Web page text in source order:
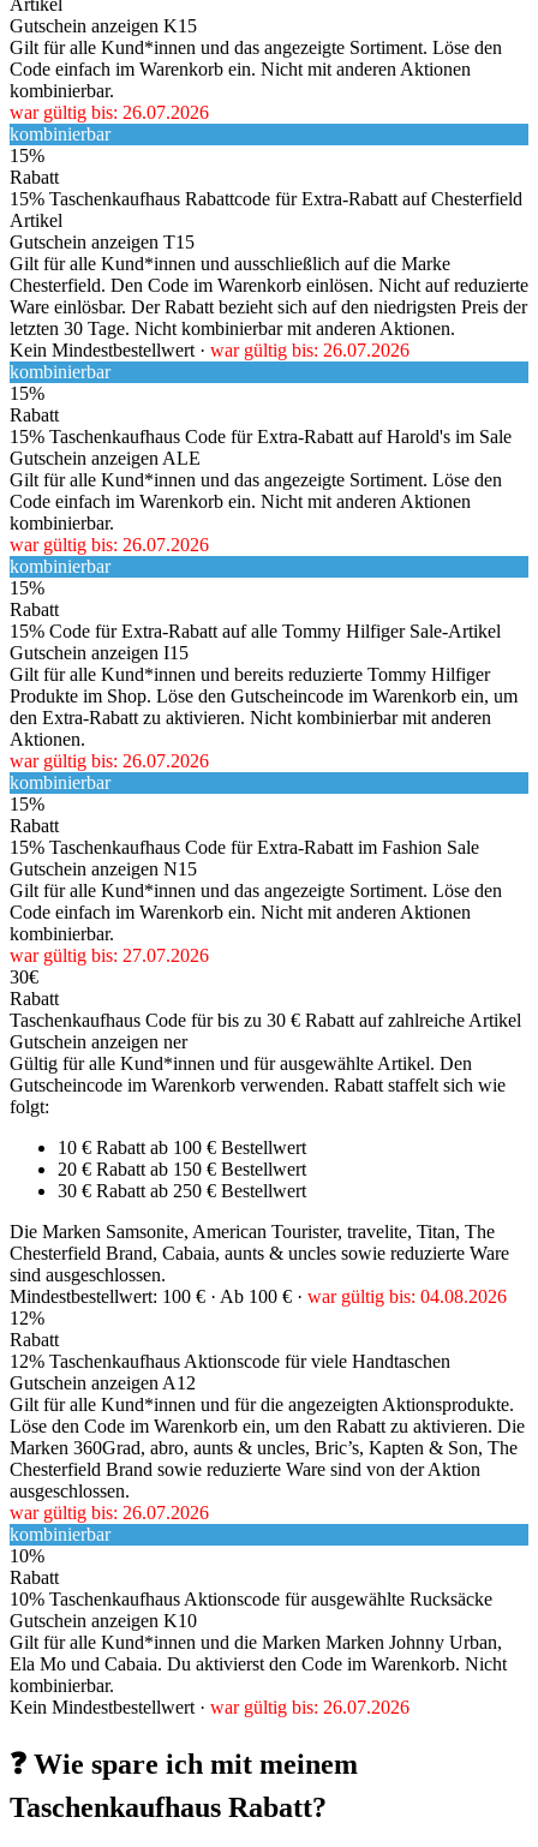
Artikel
Gutschein anzeigen K15
Gilt für alle Kund*innen und das angezeigte Sortiment. Löse den
Code einfach im Warenkorb ein. Nicht mit anderen Aktionen
kombinierbar.
war gültig bis: 26.07.2026
kombinierbar
15%
Rabatt
15% Taschenkaufhaus Rabattcode für Extra-Rabatt auf Chesterfield
Artikel
Gutschein anzeigen T15
Gilt für alle Kund*innen und ausschließlich auf die Marke
Chesterfield. Den Code im Warenkorb einlösen. Nicht auf reduzierte
Ware einlösbar. Der Rabatt bezieht sich auf den niedrigsten Preis der
letzten 30 Tage. Nicht kombinierbar mit anderen Aktionen.
Kein Mindestbestellwert · war gültig bis: 26.07.2026
kombinierbar
15%
Rabatt
15% Taschenkaufhaus Code für Extra-Rabatt auf Harold's im Sale
Gutschein anzeigenALE
Gilt für alle Kund*innen und das angezeigte Sortiment. Löse den
Code einfach im Warenkorb ein. Nicht mit anderen Aktionen
kombinierbar.
war gültig bis: 26.07.2026
kombinierbar
15%
Rabatt
15% Code für Extra-Rabatt auf alle Tommy Hilfiger Sale-Artikel
Gutschein anzeigen I15
Gilt für alle Kund*innen und bereits reduzierte Tommy Hilfiger
Produkte im Shop. Löse den Gutscheincode im Warenkorb ein, um
den Extra-Rabatt zu aktivieren. Nicht kombinierbar mit anderen
Aktionen.
war gültig bis: 26.07.2026
kombinierbar
15%
Rabatt
15% Taschenkaufhaus Code für Extra-Rabatt im Fashion Sale
Gutschein anzeigen N15
Gilt für alle Kund*innen und das angezeigte Sortiment. Löse den
Code einfach im Warenkorb ein. Nicht mit anderen Aktionen
kombinierbar.
war gültig bis: 27.07.2026
30€
Rabatt
Taschenkaufhaus Code für bis zu 30 € Rabatt auf zahlreiche Artikel
Gutschein anzeigen ner
Gültig für alle Kund*innen und für ausgewählte Artikel. Den
Gutscheincode im Warenkorb verwenden. Rabatt staffelt sich wie
folgt:
10 € Rabatt ab 100 € Bestellwert
20 € Rabatt ab 150 € Bestellwert
30 € Rabatt ab 250 € Bestellwert
Die Marken Samsonite, American Tourister, travelite, Titan, The
Chesterfield Brand, Cabaia, aunts & uncles sowie reduzierte Ware
sind ausgeschlossen.
Mindestbestellwert: 100 € · Ab 100 € · war gültig bis: 04.08.2026
12%
Rabatt
12% Taschenkaufhaus Aktionscode für viele Handtaschen
Gutschein anzeigenA12
Gilt für alle Kund*innen und für die angezeigten Aktionsprodukte.
Löse den Code im Warenkorb ein, um den Rabatt zu aktivieren. Die
Marken 360Grad, abro, aunts & uncles, Bric’s, Kapten & Son, The
Chesterfield Brand sowie reduzierte Ware sind von der Aktion
ausgeschlossen.
war gültig bis: 26.07.2026
kombinierbar
10%
Rabatt
10% Taschenkaufhaus Aktionscode für ausgewählte Rucksäcke
Gutschein anzeigen K10
Gilt für alle Kund*innen und die Marken Marken Johnny Urban,
Ela Mo und Cabaia. Du aktivierst den Code im Warenkorb. Nicht
kombinierbar.
Kein Mindestbestellwert · war gültig bis: 26.07.2026
❓ Wie spare ich mit meinem
Taschenkaufhaus Rabatt?